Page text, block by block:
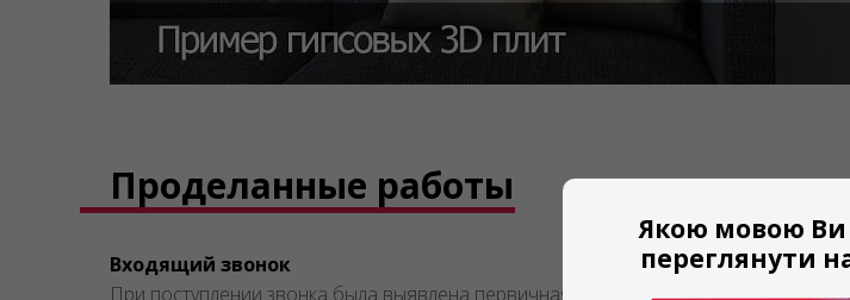
Проделанные работы
Входящий звонок
При поступлении звонка была выявлена первичная потребность и пожелания
Якою мовою Ви
переглянути